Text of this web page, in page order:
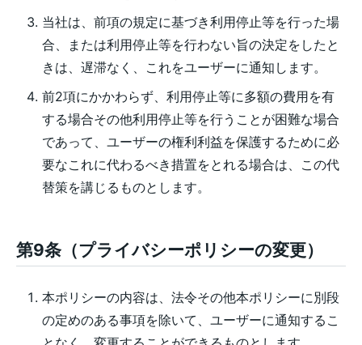
当社は、前項の規定に基づき利用停止等を行った場
合、または利用停止等を行わない旨の決定をしたと
きは、遅滞なく、これをユーザーに通知します。
前2項にかかわらず、利用停止等に多額の費用を有
する場合その他利用停止等を行うことが困難な場合
であって、ユーザーの権利利益を保護するために必
要なこれに代わるべき措置をとれる場合は、この代
替策を講じるものとします。
第9条（プライバシーポリシーの変更）
本ポリシーの内容は、法令その他本ポリシーに別段
の定めのある事項を除いて、ユーザーに通知するこ